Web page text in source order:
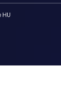
HU